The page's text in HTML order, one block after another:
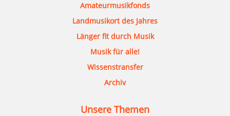
Amateurmusikfonds
Landmusikort des Jahres
Länger fit durch Musik
Musik für alle!
Wissenstransfer
Archiv
Unsere Themen